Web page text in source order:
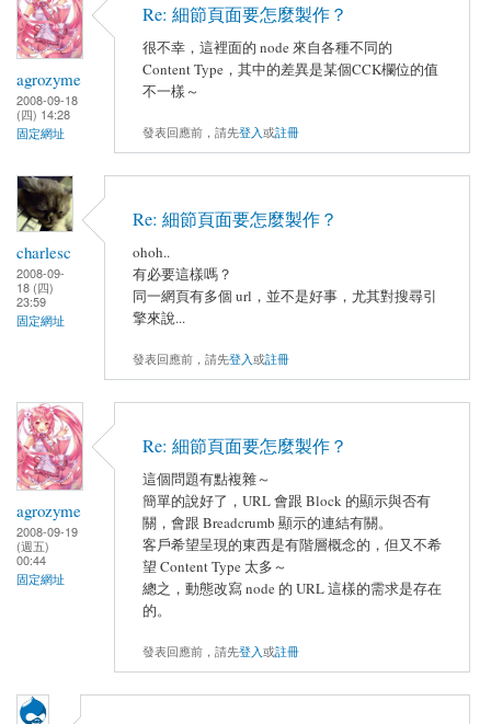
agrozyme
2008-09-18
(四) 14:28
固定網址
Re: 細節頁面要怎麼製作？
很不幸，這裡面的 node 來自各種不同的
Content Type，其中的差異是某個CCK欄位的值
不一樣～
發表回應前，請先登入或註冊
charlesc
2008-09-
18 (四)
23:59
固定網址
Re: 細節頁面要怎麼製作？
ohoh..
有必要這樣嗎？
同一網頁有多個 url，並不是好事，尤其對搜尋引
擎來說...
發表回應前，請先登入或註冊
agrozyme
2008-09-19
(週五)
00:44
固定網址
Re: 細節頁面要怎麼製作？
這個問題有點複雜～
簡單的說好了，URL 會跟 Block 的顯示與否有
關，會跟 Breadcrumb 顯示的連結有關。
客戶希望呈現的東西是有階層概念的，但又不希
望 Content Type 太多～
總之，動態改寫 node 的 URL 這樣的需求是存在
的。
發表回應前，請先登入或註冊